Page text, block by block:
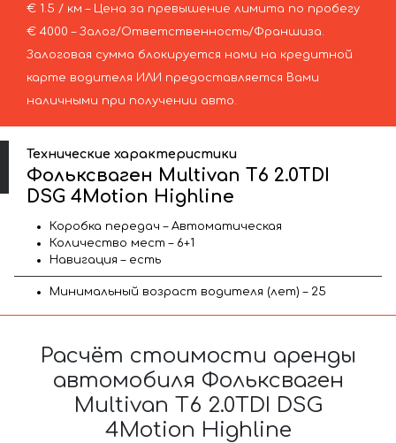
€ 1.5 / км – Цена за превышение лимита по пробегу
€ 4000 – Залог/Ответственность/Франшиза.
Залоговая сумма блокируется нами на кредитной
карте водителя ИЛИ предоставляется Вами
наличными при получении авто.
Технические характеристики
Фольксваген Multivan T6 2.0TDI
DSG 4Motion Highline
Коробка передач – Автоматическая
Количество мест – 6+1
Навигация – есть
Минимальный возраст водителя (лет) – 25
Расчёт стоимости аренды
автомобиля Фольксваген
Multivan T6 2.0TDI DSG
4Motion Highline